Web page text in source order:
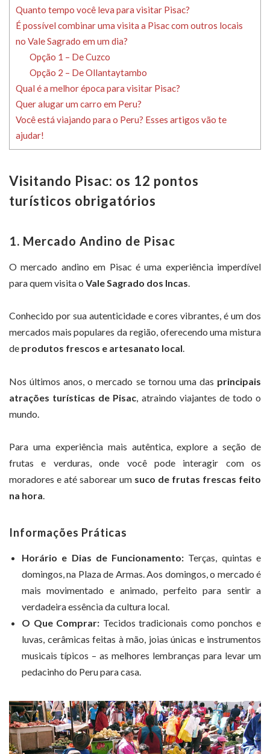
Quanto tempo você leva para visitar Pisac?
É possível combinar uma visita a Pisac com outros locais
no Vale Sagrado em um dia?
Opção 1 – De Cuzco
Opção 2 – De Ollantaytambo
Qual é a melhor época para visitar Pisac?
Quer alugar um carro em Peru?
Você está viajando para o Peru? Esses artigos vão te
ajudar!
Visitando Pisac: os 12 pontos
turísticos obrigatórios
1. Mercado Andino de Pisac
O mercado andino em Pisac é uma experiência imperdível
para quem visita o Vale Sagrado dos Incas
Conhecido por sua autenticidade e cores vibrantes, é um dos
mercados mais populares da região, oferecendo uma mistura
de produtos frescos e artesanato local.
Nos últimos anos, o mercado se tornou uma das principais
atrações turísticas de Pisac , atraindo viajantes de todo o
mundo.
Para uma experiência mais autêntica, explore a seção de
frutas e verduras, onde você pode interagir com os
moradores e até saborear um suco de frutas frescas feito
na hora.
Informações Práticas
Horário e Dias de Funcionamento: Terças, quintas e
domingos, na Plaza de Armas. Aos domingos, o mercado é
mais movimentado e animado, perfeito para sentir a
verdadeira essência da cultura local.
O Que Comprar: Tecidos tradicionais como ponchos e
luvas, cerâmicas feitas à mão, joias únicas e instrumentos
musicais típicos – as melhores lembranças para levar um
pedacinho do Peru para casa.